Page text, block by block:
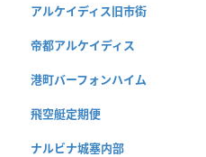
アルケイディス旧市街
帝都アルケイディス
港町バーフォンハイム
飛空艇定期便
ナルビナ城塞内部